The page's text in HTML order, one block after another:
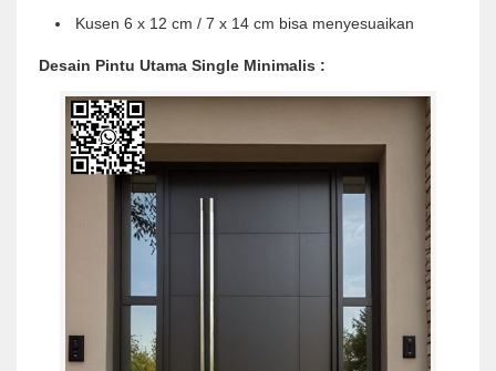
Kusen 6 x 12 cm / 7 x 14 cm bisa menyesuaikan
Desain Pintu Utama Single Minimalis :